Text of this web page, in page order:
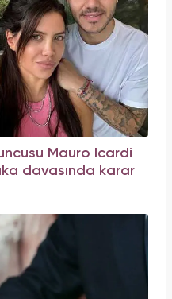
Mauro Icardi
davasında karar